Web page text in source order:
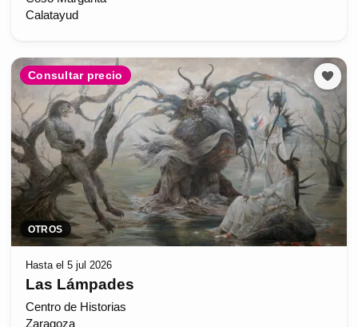
Calatayud
Consultar precio
OTROS
Hasta el 5 jul 2026
Las Lámpades
Centro de Historias
Zaragoza